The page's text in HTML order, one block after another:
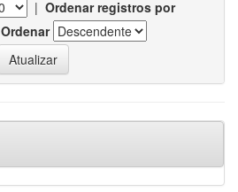
| Ordenar registros por
Ordenar